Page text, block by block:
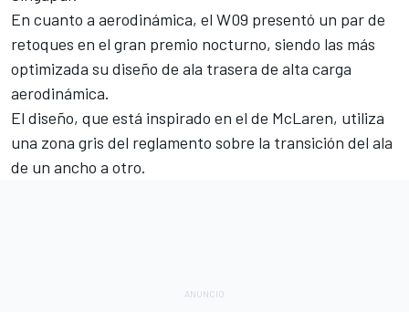
En cuanto a aerodinámica, el W09 presentó un par de
retoques en el gran premio nocturno, siendo las más
optimizada su diseño de ala trasera de alta carga
aerodinámica.
El diseño, que está inspirado en el de McLaren, utiliza
una zona gris del reglamento sobre la transición del ala
de un ancho a otro.